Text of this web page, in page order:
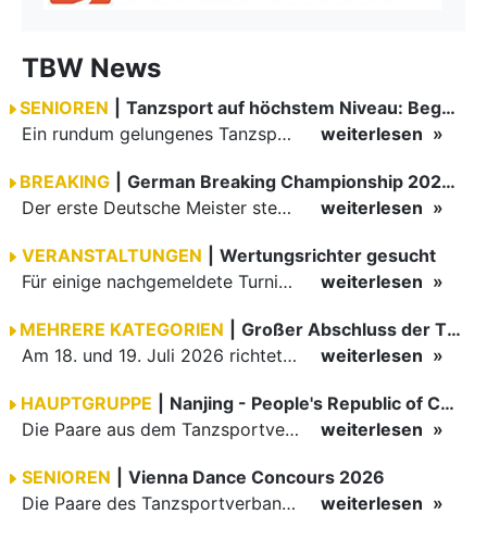
TBW News
SENIOREN
Tanzsport auf höchstem Niveau: Begeisterung bei den Turnieren in…
Ein rundum gelungenes Tanzsport-Wochenende liegt hinter den Paaren und Organisatoren in Enzklösterle. Am 1. und 2. August 2026 verwandelte sich die Festhalle wieder in einen lebendigen Mittelpunkt des…
weiterlesen
BREAKING
German Breaking Championship 2026 in Hannover
Der erste Deutsche Meister steht fest B-Boy Roman siegt bei den Juniors
weiterlesen
VERANSTALTUNGEN
Wertungsrichter gesucht
Für einige nachgemeldete Turniere im 2 Halbjahr sucht der ZWE noch Wertungsrichter.
weiterlesen
MEHRERE KATEGORIEN
Großer Abschluss der TBW-Trophy in Weinheim
Am 18. und 19. Juli 2026 richtete die Tanzsportabteilung (TSA) der TSG 1862 Weinheim das Abschlussturnier der diesjährigen TBW-Trophy-Serie aus. Zum traditionellen Saisonfinale kamen rund 400 Starts über…
weiterlesen
HAUPTGRUPPE
Nanjing - People's Republic of China
Die Paare aus dem Tanzsportverband Baden-Württemberg (TBW) haben beim hochklassig besetzten WDSF GrandSlam im chinesischen Nanjing wieder einmal auf internationalem Top-Niveau geglänzt. Das…
weiterlesen
SENIOREN
Vienna Dance Concours 2026
Die Paare des Tanzsportverbandes Baden-Württemberg (TBW) glänzten auf dem internationalen Parkett des Vienna Dance Concourse 2026 im Wiener Rathaus mit hervorragenden Platzierungen Ergebnisse unter: …
weiterlesen